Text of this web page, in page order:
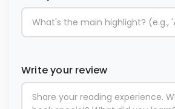
Write your review